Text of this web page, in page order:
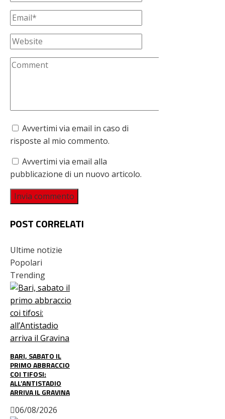
Avvertimi via email in caso di
risposte al mio commento.
Avvertimi via email alla
pubblicazione di un nuovo articolo.
POST CORRELATI
Ultime notizie
Popolari
Trending
BARI, SABATO IL
PRIMO ABBRACCIO
COI TIFOSI:
ALL’ANTISTADIO
ARRIVA IL GRAVINA
06/08/2026